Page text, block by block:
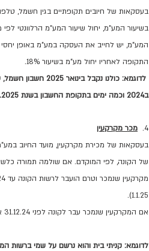
בעסקאות של חיובים תקופתיים בגין חשמל,
בשיעור המע"מ, יחול שיעור המע"מ הרלוונטי
התקופה לאחריו יחול מע"מ בשיעור 18%.
לדוגמא: כולנו
ב2024 וכמה ימים בתקופת החשבון בשנת 2025.
4.
מכר מקרקעין
בעסקאות של מכירת מקרקעין, מועד החיוב
של הקונה, לפי המוקדם. אם שולמה תמורה
1.1.25).
אם המקרקעין שנמכר עבר לקונה לפני 31.12.24 אזי יחול מע"מ בשיעור של 17% לגבי מלוא המחיר, לרבות לגבי תשלומים לאחר 1.1.25.